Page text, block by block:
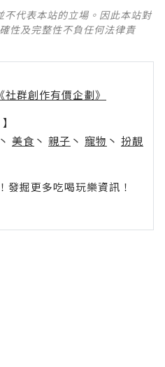
代表本站的立場。因此本站對
性及完整性不負任何法律責
社群創作有價企劃》
丶 美食 丶 親子 丶 寵物 丶 扮靚
掘更多吃喝玩樂資訊！